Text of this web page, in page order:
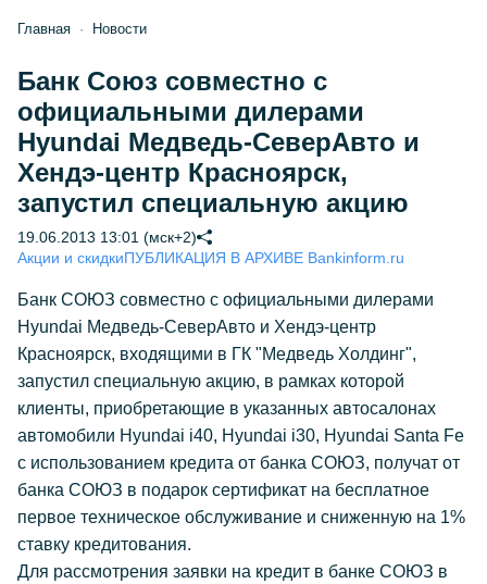
Главная Новости
Банк Союз совместно с
официальными дилерами
Hyundai Медведь-СеверАвто и
Хендэ-центр Красноярск,
запустил специальную акцию
19.06.2013 13:01 (мск+2)
Акции и скидкиПУБЛИКАЦИЯ В АРХИВЕ Bankinform.ru
Банк СОЮЗ совместно с официальными дилерами
Hyundai Медведь-СеверАвто и Хендэ-центр
Красноярск, входящими в ГК "Медведь Холдинг",
запустил специальную акцию, в рамках которой
клиенты, приобретающие в указанных автосалонах
автомобили Hyundai i40, Hyundai i30, Hyundai Santa Fe
с использованием кредита от банка СОЮЗ, получат от
банка СОЮЗ в подарок сертификат на бесплатное
первое техническое обслуживание и сниженную на 1%
ставку кредитования.
Для рассмотрения заявки на кредит в банке СОЮЗ в